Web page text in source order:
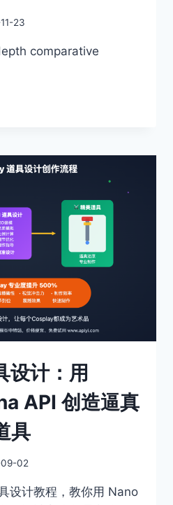
23
comparative
计：用
API 创造逼真
具
02
设计教程，教你用 Nano